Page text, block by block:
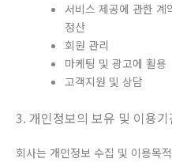
서비스 제공에 관한 계
정산
회원 관리
마케팅 및 광고에 활용
고객지원 및 상담
3. 개인정보의 보유 및 이용기
회사는 개인정보 수집 및 이용목